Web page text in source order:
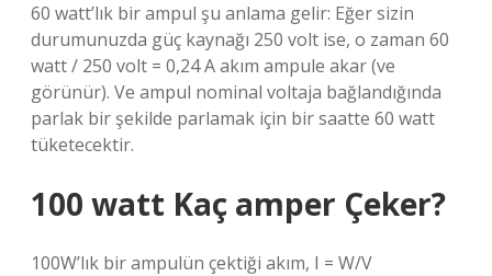
60 watt’lık bir ampul şu anlama gelir: Eğer sizin
durumunuzda güç kaynağı 250 volt ise, o zaman 60
watt / 250 volt = 0,24 A akım ampule akar (ve
görünür). Ve ampul nominal voltaja bağlandığında
parlak bir şekilde parlamak için bir saatte 60 watt
tüketecektir.
100 watt Kaç amper Çeker?
100W’lık bir ampulün çektiği akım, I = W/V